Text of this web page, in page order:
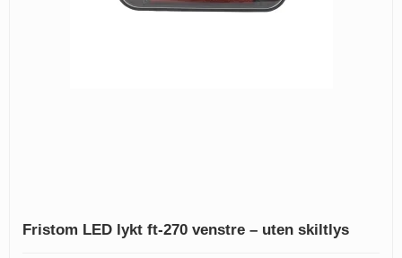
Fristom LED lykt ft-270 venstre – uten skiltlys